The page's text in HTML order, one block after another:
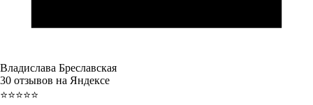
Владислава Бреславская
30 отзывов на Яндексе
⭐⭐⭐⭐⭐